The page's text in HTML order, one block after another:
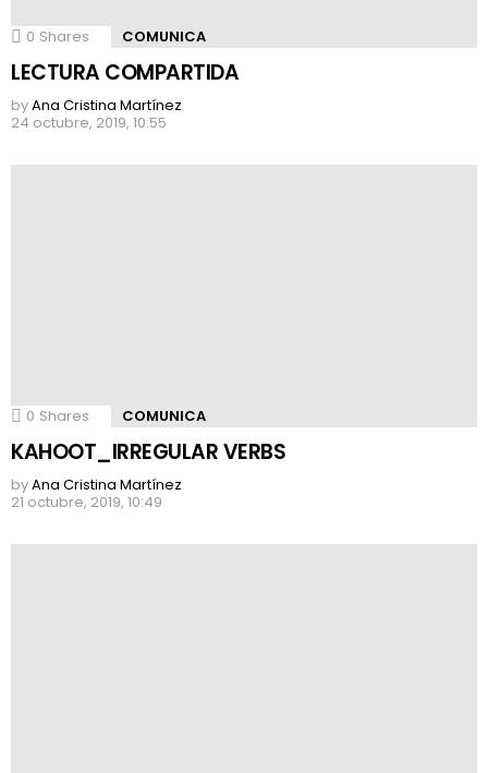
0 Shares COMUNICA
LECTURA COMPARTIDA
byAna Cristina Martínez
24 octubre, 2019, 10:55
0 Shares COMUNICA
KAHOOT_IRREGULAR VERBS
byAna Cristina Martínez
21 octubre, 2019, 10:49